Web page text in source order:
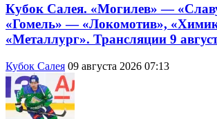
Кубок Салея. «Могилев» —
«Гомель» — «Локомотив»,
«Металлург». Трансляции 9
Кубок Салея 09 августа 2026 07:13